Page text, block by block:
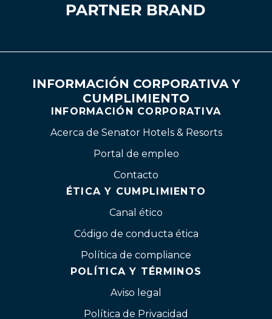
INFORMACIÓN CORPORATIVA Y
CUMPLIMIENTO
INFORMACIÓN CORPORATIVA
Acerca de Senator Hotels & Resorts
Portal de empleo
Contacto
ÉTICA Y CUMPLIMIENTO
Canal ético
Código de conducta ética
Política de compliance
POLÍTICA Y TÉRMINOS
Aviso legal
Política de Privacidad